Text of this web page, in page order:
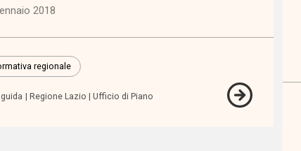
2018
regionale
Regione Lazio Ufficio di Piano